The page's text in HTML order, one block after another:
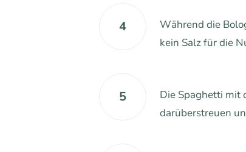
4
Während die
kein Salz für die
5
Die Spaghetti mit
darüberstreuen